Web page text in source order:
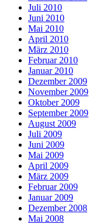
Juli 2010
Juni 2010
Mai 2010
April 2010
März 2010
Februar 2010
Januar 2010
Dezember 2009
November 2009
Oktober 2009
September 2009
August 2009
Juli 2009
Juni 2009
Mai 2009
April 2009
März 2009
Februar 2009
Januar 2009
Dezember 2008
Mai 2008